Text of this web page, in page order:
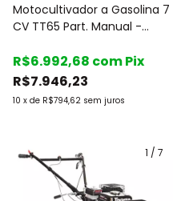
Motocultivador a Gasolina 7
CV TT65 Part. Manual -
R$7.946,23
10 x de R$794,62 sem juros
R$6.992,68 comPix
1 / 7